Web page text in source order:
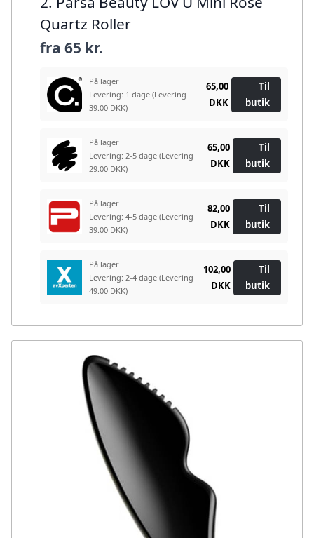
Quartz Roller
fra 65 kr.
På lager
Levering: 1 dage (Levering
39.00 DKK)
65,00
DKK
Til
butik
På lager
Levering: 2-5 dage (Levering
29.00 DKK)
65,00
DKK
Til
butik
På lager
Levering: 4-5 dage (Levering
39.00 DKK)
82,00
DKK
Til
butik
På lager
Levering: 2-4 dage (Levering
49.00 DKK)
102,00
DKK
Til
butik